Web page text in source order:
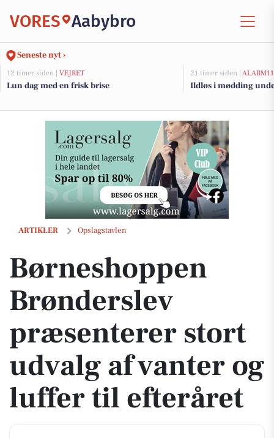
VORES Aabybro
Seneste nyt ›
12 timer siden | VEJRET
Lun dag med en frisk brise
21 timer siden |
Ildløs i mødding
ARTIKLER Opslagstavlen
Børneshoppen Brønderslev præsenterer stort udvalg af vanter og
Børneshoppen
Brønderslev
præsenterer stort
udvalg af vanter og
luffer til efteråret